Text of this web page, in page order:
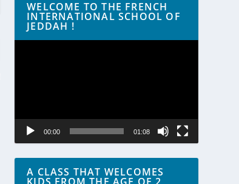
WELCOME TO THE FRENCH
INTERNATIONAL SCHOOL OF
JEDDAH !
00:00 01:08
A CLASS THAT WELCOMES